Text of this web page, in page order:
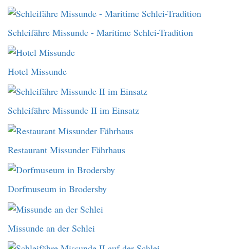
Schleifähre Missunde - Maritime Schlei-Tradition
Hotel Missunde
Schleifähre Missunde II im Einsatz
Restaurant Missunder Fährhaus
Dorfmuseum in Brodersby
Missunde an der Schlei